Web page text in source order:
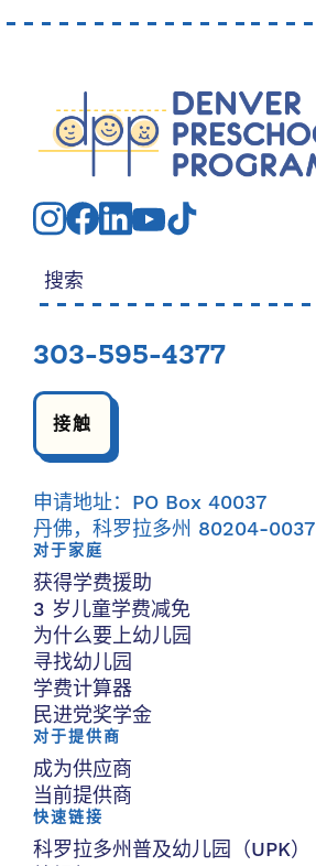
搜索：
303-595-4377
接触
申请地址：PO Box 40037
丹佛，科罗拉多州 80204-0037
对于家庭
获得学费援助
3 岁儿童学费减免
为什么要上幼儿园
寻找幼儿园
学费计算器
民进党奖学金
对于提供商
成为供应商
当前提供商
快速链接
科罗拉多州普及幼儿园（UPK）